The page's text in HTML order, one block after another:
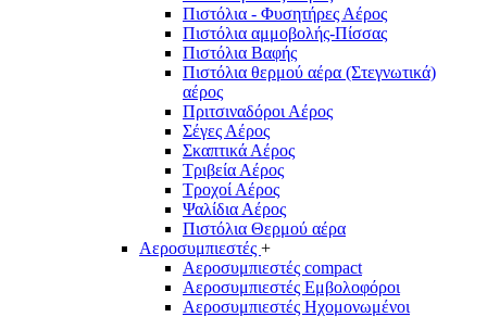
Πιστόλια - Φυσητήρες Αέρος
Πιστόλια αμμοβολής-Πίσσας
Πιστόλια Βαφής
Πιστόλια θερμού αέρα (Στεγνωτικά)
αέρος
Πριτσιναδόροι Αέρος
Σέγες Αέρος
Σκαπτικά Αέρος
Τριβεία Αέρος
Τροχοί Αέρος
Ψαλίδια Αέρος
Πιστόλια Θερμού αέρα
Αεροσυμπιεστές +
Αεροσυμπιεστές compact
Αεροσυμπιεστές Εμβολοφόροι
Αεροσυμπιεστές Ηχομονωμένοι